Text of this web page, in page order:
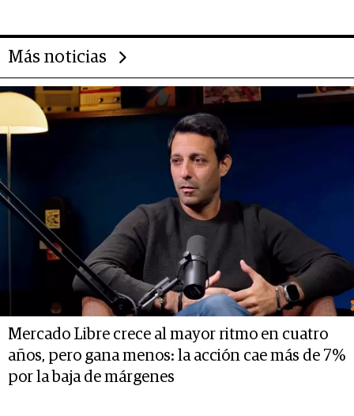
Más noticias
Mercado Libre crece al mayor ritmo en cuatro
años, pero gana menos: la acción cae más de 7%
por la baja de márgenes